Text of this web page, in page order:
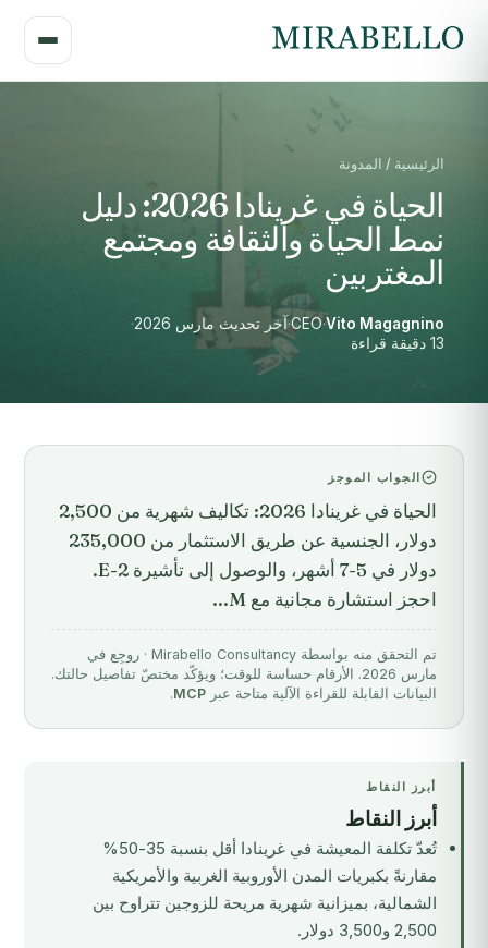
الرئيسية / المدونة
الحياة في غرينادا 2026: دليل
نمط الحياة والثقافة ومجتمع
المغتربين
Vito Magagnino
·
CEO
·آخر تحديث مارس 2026
·
13 دقيقة قراءة
الجواب الموجز
الحياة في غرينادا 2026: تكاليف شهرية من 2,500
دولار، الجنسية عن طريق الاستثمار من 235,000
دولار في 5-7 أشهر، والوصول إلى تأشيرة E-2.
احجز استشارة مجانية مع M...
تم التحقق منه بواسطة Mirabello Consultancy · روجِع في
مارس 2026. الأرقام حساسة للوقت؛ ويؤكّد مختصّ تفاصيل حالتك.
البيانات القابلة للقراءة الآلية متاحة عبر MCP
.
أبرز النقاط
أبرز النقاط
تُعدّ تكلفة المعيشة في غرينادا أقل بنسبة 35-50%
مقارنةً بكبريات المدن الأوروبية الغربية والأمريكية
الشمالية، بميزانية شهرية مريحة للزوجين تتراوح بين
2,500 و3,500 دولار.